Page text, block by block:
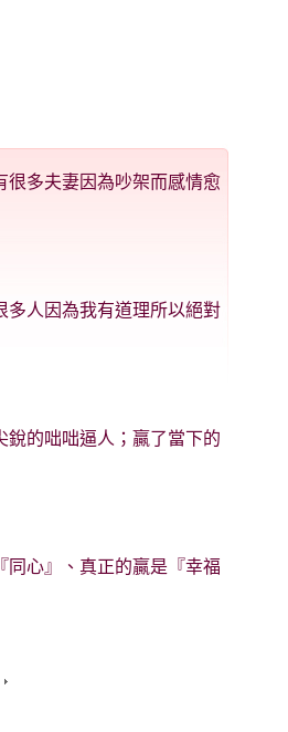
很多夫妻因為吵架而感情愈
多人因為我有道理所以絕對
銳的咄咄逼人；贏了當下的
同心』、真正的贏是『幸福